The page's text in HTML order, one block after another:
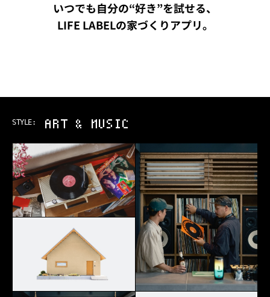
いつでも自分の“好き”を試せる、
LIFE LABELの家づくりアプリ。
STYLE: ART & MUSIC